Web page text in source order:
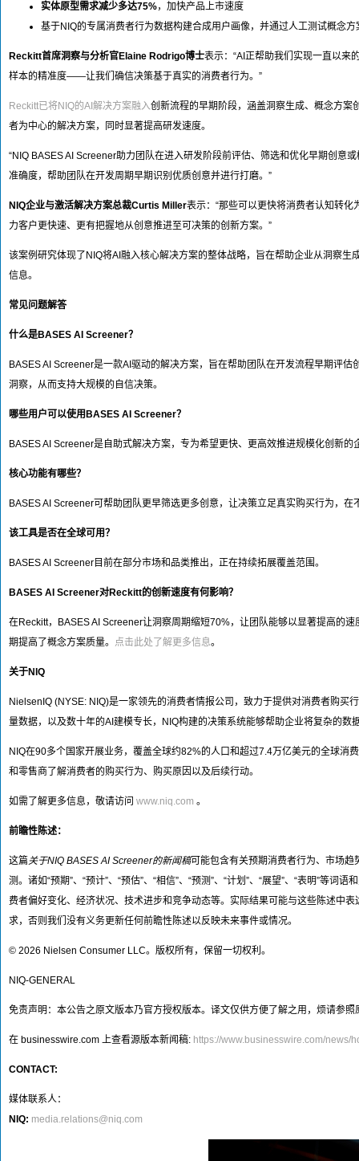
实体原型需求减少多达75%，加快产品上市速度
基于NIQ的专属消费者行为数据构建合成用户画像，并通过人工测试概念
Reckitt首席洞察与分析官Elaine Rodrigo博士表示：“AI正帮助我们实现一直以
样本的精准度——让我们确信决策基于真实的消费者行为。”
Reckitt已将NIQ的AI解决方案融入创新流程的早期阶段，涵盖洞察生成、概念方
者为中心的解决方案，同时显著提高研发速度。
“NIQ BASES AI Screener助力团队在进入研发阶段前评估、筛选和优化早期创意
准确度，帮助团队在开发周期早期识别优质创意并进行打磨。”
NIQ企业与激活解决方案总裁Curtis Miller表示：“那些可以更快将消费者认知转
力客户更快速、更有把握地从创意推进至可决策的创新方案。”
该案例研究体现了NIQ将AI融入核心解决方案的整体战略，旨在帮助企业从洞察
信息。
常见问题解答
什么是BASES AI Screener？
BASES AI Screener是一款AI驱动的解决方案，旨在帮助团队在开发流程早期评
洞察，从而支持大规模的自信决策。
哪些用户可以使用BASES AI Screener？
BASES AI Screener是自助式解决方案，专为希望更快、更高效推进规模化创新
核心功能有哪些？
BASES AI Screener可帮助团队更早筛选更多创意，让决策立足真实购买行为，
该工具是否在全球可用？
BASES AI Screener目前在部分市场和品类推出，正在持续拓展覆盖范围。
BASES AI Screener对Reckitt的创新速度有何影响？
在Reckitt，BASES AI Screener让洞察周期缩短70%，让团队能够以显著提高的
期提高了概念方案质量。 点击此处了解更多信息。
关于NIQ
NielsenIQ (NYSE: NIQ)是一家领先的消费者情报公司，致力于提供对消费者购
量数据，以及数十年的AI建模专长，NIQ构建的决策系统能够帮助企业将复杂的数
NIQ在90多个国家开展业务，覆盖全球约82%的人口和超过7.4万亿美元的全球
和零售商了解消费者的购买行为、购买原因以及后续行动。
如需了解更多信息，敬请访问 www.niq.com 。
前瞻性陈述：
这篇关于NIQ BASES AI Screener的新闻稿可能包含有关预期消费者行为、市场
测。诸如“预期”、“预计”、“预估”、“相信”、“预测”、“计划”、“展望”、“表明”等
费者偏好变化、经济状况、技术进步和竞争动态等。实际结果可能与这些陈述中
求，否则我们没有义务更新任何前瞻性陈述以反映未来事件或情况。
© 2026 Nielsen Consumer LLC。版权所有，保留一切权利。
NIQ-GENERAL
免责声明：本公告之原文版本乃官方授权版本。译文仅供方便了解之用，烦请参
在 businesswire.com 上查看源版本新闻稿: https://www.businesswire.com/news/
CONTACT:
媒体联系人：
NIQ: media.relations@niq.com